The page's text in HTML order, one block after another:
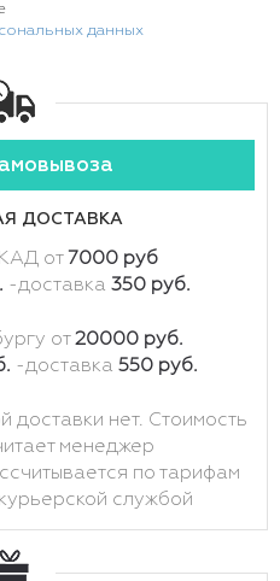
данных
ДОСТАВКА
от 7000 руб
-доставка 350 руб.
от20000 руб.
-доставка 550 руб.
доставки нет. Стоимость
менеджер
по тарифам
службой